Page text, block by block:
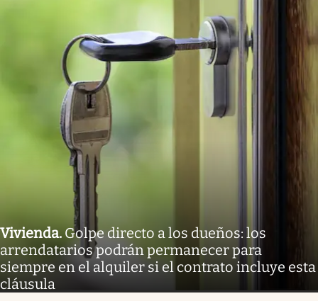
Vivienda. Golpe directo a los dueños: los
arrendatarios podrán permanecer para
siempre en el alquiler si el contrato incluye esta
cláusula